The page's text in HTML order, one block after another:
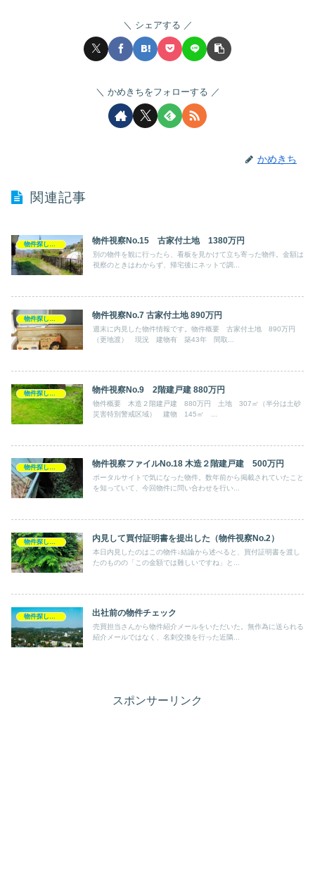
シェアする
かめきちをフォローする
かめきち
関連記事
物件探し・内見記録 物件視察No.15 古家付土地 1380万円
別の物件を観に行ったら、看板を見かけて立ち寄った物件。金額は
視察のときはわからず、帰宅後にネットで調...
物件探し・内見記録 物件視察No.7 古家付土地 890万円
週末に内見した物件情報です。物件概要 古家付土地 890万円
（更地渡） 現況 建物有 築43年 間取...
物件視察No.9 2階建戸建 880万円
物件概要 木造２階建戸建 880万円 土地 307㎡（半分は土砂
災害特別警戒区域） 建物 145㎡ ...
物件探し・内見記録 物件視察ファイルNo.18 木造２階建戸建 500万円
ポータルサイトで気になった物件。数年前から掲載されていたこと
を知っていて、今回物件に問い合わせを行い...
物件探し・内見記録 内見して買付証明書を提出した（物件視察No.2）
本日内見したのはこの物件↓結論から述べると、買付証明書を渡し
たのものの「この金額では難しいですね」と...
出社前の物件チェック
売買担当さんから物件紹介メールをいただいた。無作為に送られる
紹介メールではなく、名刺交換を行った近隣...
スポンサーリンク